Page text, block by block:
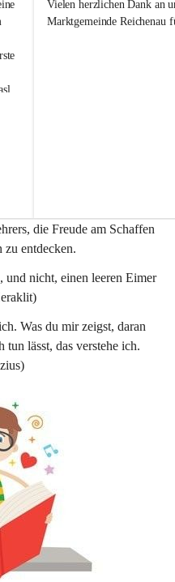
o
l
e
n
a
Vielen herzlichen Dank an
Marktgemeinde Reichenau
die Freude am Schaffen
zu entdecken.
und nicht, einen leeren Eimer
Was du mir zeigst, daran
lässt, das verstehe ich.